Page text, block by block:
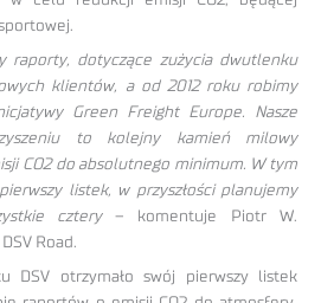
raporty, dotyczące zużycia dwutlenku
klientów, a od 2012 roku robimy
Green Freight Europe. Nasze
to kolejny kamień milowy
CO2 do absolutnego minimum. W tym
listek, w przyszłości planujemy
cztery– komentuje Piotr W.
Road.
otrzymało swój pierwszy listek